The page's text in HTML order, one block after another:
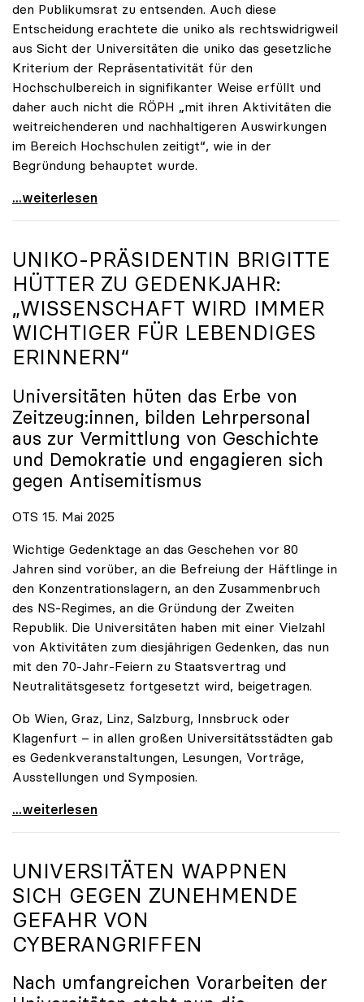
den Publikumsrat zu entsenden. Auch diese
Entscheidung erachtete die uniko als rechtswidrigweil
aus Sicht der Universitäten die uniko das gesetzliche
Kriterium der Repräsentativität für den
Hochschulbereich in signifikanter Weise erfüllt und
daher auch nicht die RÖPH „mit ihren Aktivitäten die
weitreichenderen und nachhaltigeren Auswirkungen
im Bereich Hochschulen zeitigt“, wie in der
Begründung behauptet wurde.
ORF-Publikumsrat: Regierung entsendet nun doch
...weiterlesen
UNIKO-PRÄSIDENTIN BRIGITTE
HÜTTER ZU GEDENKJAHR:
„WISSENSCHAFT WIRD IMMER
WICHTIGER FÜR LEBENDIGES
ERINNERN“
Universitäten hüten das Erbe von
Zeitzeug:innen, bilden Lehrpersonal
aus zur Vermittlung von Geschichte
und Demokratie und engagieren sich
gegen Antisemitismus
OTS 15. Mai 2025
Wichtige Gedenktage an das Geschehen vor 80
Jahren sind vorüber, an die Befreiung der Häftlinge in
den Konzentrationslagern, an den Zusammenbruch
des NS-Regimes, an die Gründung der Zweiten
Republik. Die Universitäten haben mit einer Vielzahl
von Aktivitäten zum diesjährigen Gedenken, das nun
mit den 70-Jahr-Feiern zu Staatsvertrag und
Neutralitätsgesetz fortgesetzt wird, beigetragen.
Ob Wien, Graz, Linz, Salzburg, Innsbruck oder
Klagenfurt – in allen großen Universitätsstädten gab
es Gedenkveranstaltungen, Lesungen, Vorträge,
Ausstellungen und Symposien.
uniko-Präsidentin Brigitte Hütter zu Gedenkjahr:
...weiterlesen
UNIVERSITÄTEN WAPPNEN
SICH GEGEN ZUNEHMENDE
GEFAHR VON
CYBERANGRIFFEN
Nach umfangreichen Vorarbeiten der